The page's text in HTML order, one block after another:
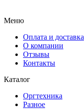
Меню
Оплата и доставка
О компании
Отзывы
Контакты
Каталог
Оргтехника
Разное